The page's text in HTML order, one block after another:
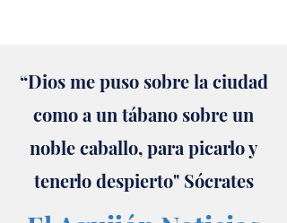
“Dios me puso sobre la ciudad
como a un tábano sobre un
noble caballo, para picarlo y
tenerlo despierto" Sócrates